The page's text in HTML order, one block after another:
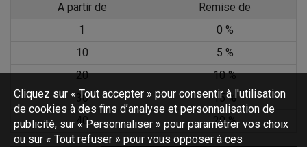
A partir de
Remise de
1
0 %
10
5 %
20
10 %
30
15 %
40
20 %
Cliquez sur « Tout accepter » pour consentir à l'utilisation
de cookies à des fins d’analyse et personnalisation de
publicité, sur « Personnaliser » pour paramétrer vos choix
ou sur « Tout refuser » pour vous opposer à ces